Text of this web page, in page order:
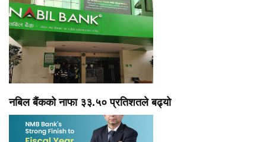
नबिल बैंकको नाफा ३३.५० प्रतिशतले बढ्यो